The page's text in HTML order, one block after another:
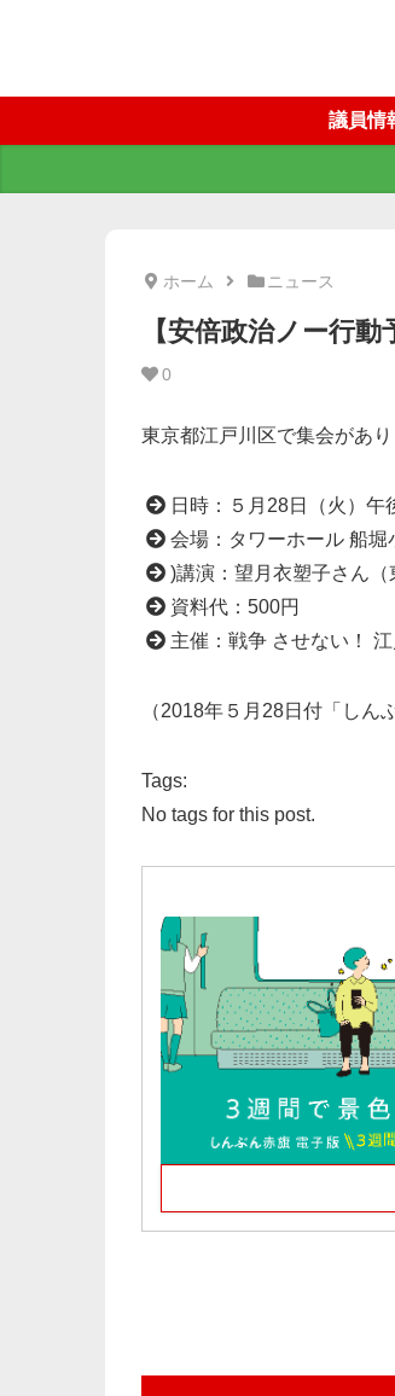
議員情
ホーム ニュース
【安倍政治ノー行
0
東京都江戸川区で集会があり
日時：５月28日（火）午
会場：タワーホール 船堀
)講演：望月衣塑子さん（
資料代：500円
主催：戦争 させない！
（2018年５月28日付「しん
Tags:
No tags for this post.